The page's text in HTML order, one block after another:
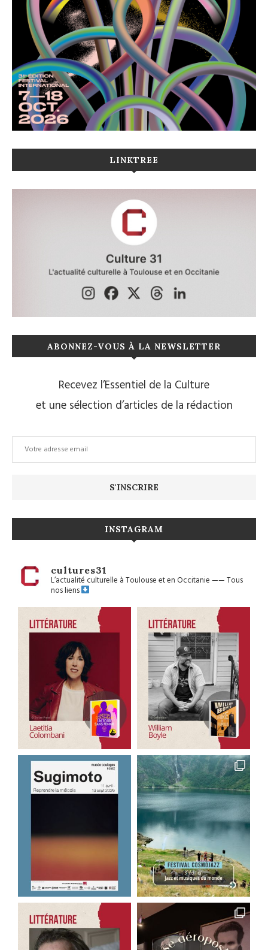
LINKTREE
ABONNEZ-VOUS À LA NEWSLETTER
Recevez l’Essentiel de la Culture
et une sélection d’articles de la rédaction
INSTAGRAM
cultures31
L’actualité culturelle à Toulouse et en Occitanie——Tous
nos liens